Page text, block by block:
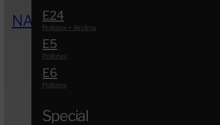
E24
E5
E6
Special
NATURALI